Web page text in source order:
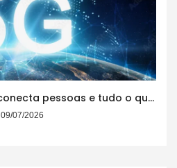
5G, a tecnologia que conecta pessoas e tudo o que está ao redor
09/07/2026